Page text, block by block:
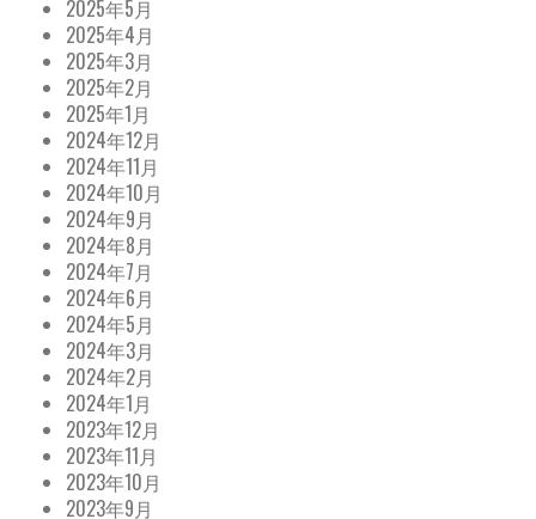
2025年5月
2025年4月
2025年3月
2025年2月
2025年1月
2024年12月
2024年11月
2024年10月
2024年9月
2024年8月
2024年7月
2024年6月
2024年5月
2024年3月
2024年2月
2024年1月
2023年12月
2023年11月
2023年10月
2023年9月